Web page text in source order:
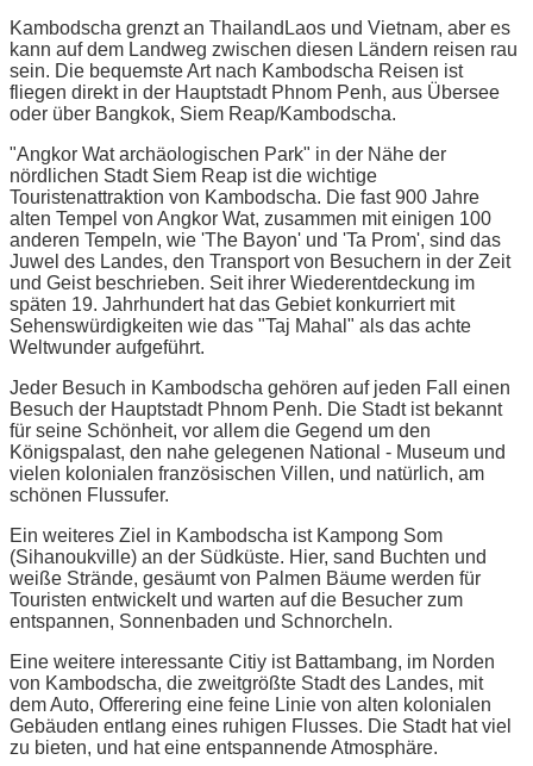
Kambodscha grenzt an ThailandLaos und Vietnam, aber es
kann auf dem Landweg zwischen diesen Ländern reisen rau
sein. Die bequemste Art nach Kambodscha Reisen ist
fliegen direkt in der Hauptstadt Phnom Penh, aus Übersee
oder über Bangkok, Siem Reap/Kambodscha.
"Angkor Wat archäologischen Park" in der Nähe der
nördlichen Stadt Siem Reap ist die wichtige
Touristenattraktion von Kambodscha. Die fast 900 Jahre
alten Tempel von Angkor Wat, zusammen mit einigen 100
anderen Tempeln, wie 'The Bayon' und 'Ta Prom', sind das
Juwel des Landes, den Transport von Besuchern in der Zeit
und Geist beschrieben. Seit ihrer Wiederentdeckung im
späten 19. Jahrhundert hat das Gebiet konkurriert mit
Sehenswürdigkeiten wie das "Taj Mahal" als das achte
Weltwunder aufgeführt.
Jeder Besuch in Kambodscha gehören auf jeden Fall einen
Besuch der Hauptstadt Phnom Penh. Die Stadt ist bekannt
für seine Schönheit, vor allem die Gegend um den
Königspalast, den nahe gelegenen National - Museum und
vielen kolonialen französischen Villen, und natürlich, am
schönen Flussufer.
Ein weiteres Ziel in Kambodscha ist Kampong Som
(Sihanoukville) an der Südküste. Hier, sand Buchten und
weiße Strände, gesäumt von Palmen Bäume werden für
Touristen entwickelt und warten auf die Besucher zum
entspannen, Sonnenbaden und Schnorcheln.
Eine weitere interessante Citiy ist Battambang, im Norden
von Kambodscha, die zweitgrößte Stadt des Landes, mit
dem Auto, Offerering eine feine Linie von alten kolonialen
Gebäuden entlang eines ruhigen Flusses. Die Stadt hat viel
zu bieten, und hat eine entspannende Atmosphäre.